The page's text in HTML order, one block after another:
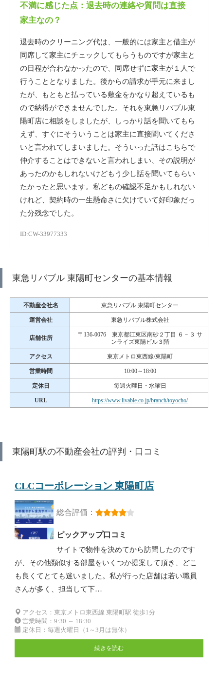
不満に感じた点：退去時の連絡や質問は直接
家主なの？
退去時のクリーニング代は、一般的には家主と借主が
同席して家主にチェックしてもらうものですが家主と
の日程が合わなかったので、同席せずに家主が１人で
行うこととなりました。後からの請求が手元に来まし
たが、もともと払っている敷金をかなり超えているも
ので納得ができませんでした。それを東急リバブル東
陽町店に相談をしましたが、しっかり話を聞いてもら
えず、すぐにそういうことは家主に直接聞いてくださ
いと言われてしまいました。そういった話はこちらで
仲介することはできないと言われしまい、その説明が
あったのかもしれないけどもう少し話を聞いてもらい
たかったと思います。私どもの確認不足かもしれない
けれど、契約時の一生懸命さに欠けていて好印象だっ
た分残念でした。
ID:CW-33977333
東急リバブル 東陽町センターの基本情報
不動産会社名 東急リバブル 東陽町センター
運営会社 東急リバブル株式会社
店舗住所
〒136-0076 東京都江東区南砂２丁目 ６－３ サ
ンライズ東陽ビル３階
アクセス 東京メトロ東西線/東陽町
営業時間 10:00～18:00
定休日 毎週火曜日・水曜日
URL https://www.livable.co.jp/branch/toyocho/
東陽町駅の不動産会社の評判・口コミ
CLCコーポレーション 東陽町店
総合評価：
ピックアップ口コミ
サイトで物件を決めてから訪問したのです
が、その他類似する部屋をいくつか提案して頂き、どこ
も良くてとても迷いました。私が行った店舗は若い職員
さんが多く、担当して下…
アクセス：東京メトロ東西線 東陽町駅 徒歩1分
営業時間：9:30 ～ 18:30
定休日：毎週火曜日（1～3月は無休）
続きを読む